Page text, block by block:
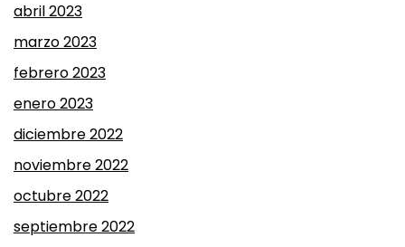
abril 2023
marzo 2023
febrero 2023
enero 2023
diciembre 2022
noviembre 2022
octubre 2022
septiembre 2022